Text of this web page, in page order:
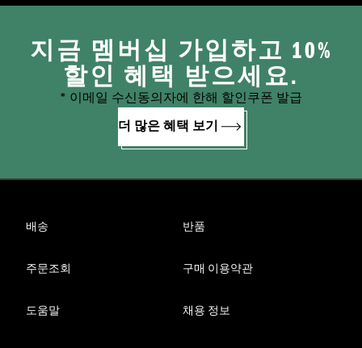
지금 멤버십 가입하고 10%
할인 혜택 받으세요.
* 이메일 수신동의자에 한해 할인쿠폰 발급
더 많은 혜택 보기
배송 반품
주문조회 구매 이용약관
도움말 채용 정보